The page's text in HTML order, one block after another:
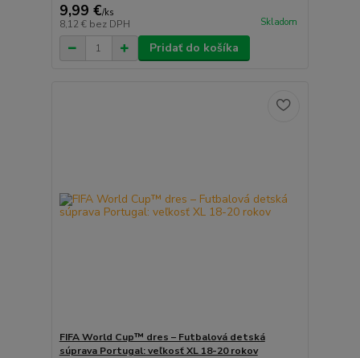
9,99 €/ks
8,12 € bez DPH Skladom
Pridať do košíka
FIFA World Cup™ dres – Futbalová detská
súprava Portugal: veľkosť XL 18-20 rokov